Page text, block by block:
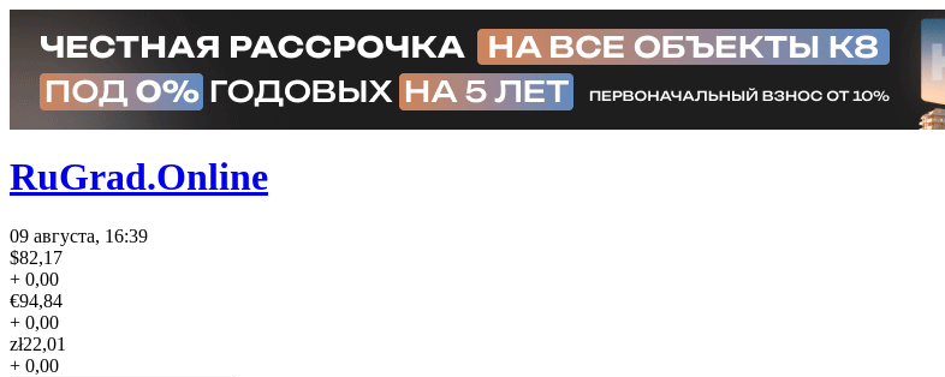
RuGrad.Online
09 августа, 16:39
$82,17
+ 0,00
€94,84
+ 0,00
zł22,01
+ 0,00